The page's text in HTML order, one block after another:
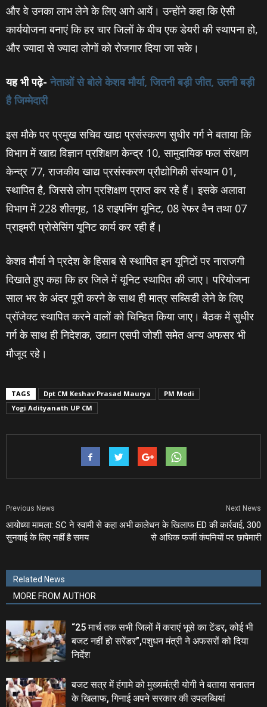
और वे उनका लाभ लेने के लिए आगे आयें। उन्होंने कहा कि ऐसी
कार्ययोजना बनाएं कि हर चार जिलों के बीच एक डेयरी की स्थापना हो,
और ज्‍यादा से ज्‍यादा लोगों को रोजगार दिया जा सके।
यह भी पढ़े- नेताओं से बोले केशव मौर्या, जितनी बड़ी जीत, उतनी बड़ी
है जिम्‍मेदारी
इस मौके पर प्रमुख सचिव खाद्य प्रसंस्करण सुधीर गर्ग ने बताया कि
विभाग में खाद्य विज्ञान प्रशिक्षण केन्द्र 10, सामुदायिक फल संरक्षण
केन्द्र 77, राजकीय खाद्य प्रसंस्करण प्रौद्योगिकी संस्थान 01,
स्थापित है, जिससे लोग प्रशिक्षण प्राप्त कर रहे हैं। इसके अलावा
विभाग में 228 शीतगृह, 18 राइपनिंग यूनिट, 08 रेफर वैन तथा 07
प्राइमरी प्रोसेसिंग यूनिट कार्य कर रही हैं।
केशव मौर्या ने प्रदेश के हिसाब से स्थापित इन यूनिटों पर नाराजगी
दिखाते हुए कहा कि हर जिले में यूनिट स्थापित की जाए। परियोजना
साल भर के अंदर पूरी करने के साथ ही मात्र सब्सिडी लेने के लिए
प्रॉजेक्‍ट स्‍थापित करने वालों को चिन्हित किया जाए। बैठक में सुधीर
गर्ग के साथ ही निदेशक, उद्यान एसपी जोशी समेत अन्‍य अफसर भी
मौजूद रहे।
TAGS Dpt CM Keshav Prasad Maurya
PM Modi
Yogi Adityanath UP CM
Previous News
आयोध्‍या मामला: SC ने स्‍वामी से कहा अभी
सुनवाई के लिए नहीं है समय
Next News
कालेधन के खिलाफ ED की कार्रवाई, 300
से अधिक फर्जी कंपनियों पर छापेमारी
Related News
MORE FROM AUTHOR
“25 मार्च तक सभी जिलों में कराएं भूसे का टेंडर, कोई भी
बजट नहीं हो सरेंडर”,पशुधन मंत्री ने अफसरों को दिया
निर्देश
बजट सत्र में हंगामे को मुख्यमंत्री योगी ने बताया सनातन
के खिलाफ, गिनाई अपने सरकार की उपलब्धियां